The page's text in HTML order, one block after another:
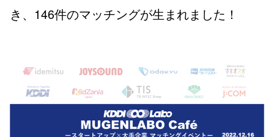
き、146件のマッチングが生まれました！